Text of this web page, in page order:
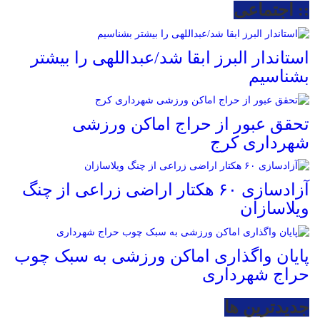
:: اجتماعی
استاندار البرز ابقا شد/عبداللهی را بیشتر
بشناسیم
تحقق عبور از حراج اماکن ورزشی
شهرداری کرج
آزادسازی ۶۰ هکتار اراضی زراعی از چنگ
ویلاسازان
پایان واگذاری اماکن ورزشی به سبک چوب
حراج شهرداری
جديدترين ها